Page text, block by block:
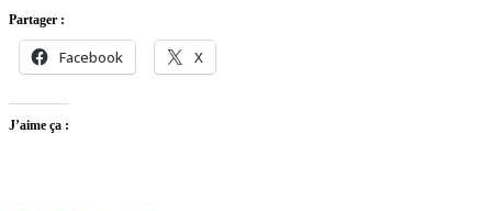
Partager :
Facebook X
J’aime ça :